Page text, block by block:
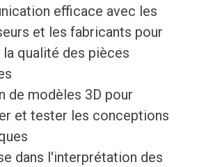
efficace avec les
et les fabricants pour
la qualité des pièces
de modèles 3D pour
et tester les conceptions
dans l'interprétation des